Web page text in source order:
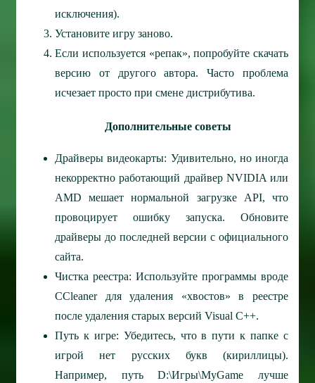
исключения).
Установите игру заново.
Если используется «репак», попробуйте скачать
версию от другого автора. Часто проблема
исчезает просто при смене дистрибутива.
Дополнительные советы
Драйверы видеокарты: Удивительно, но иногда
некорректно работающий драйвер NVIDIA или
AMD мешает нормальной загрузке API, что
провоцирует ошибку запуска. Обновите
драйверы до последней версии с официального
сайта.
Чистка реестра: Используйте программы вроде
CCleaner для удаления «хвостов» в реестре
после удаления старых версий Visual C++.
Путь к игре: Убедитесь, что в пути к папке с
игрой нет русских букв (кириллицы).
Например, путь D:\Игры\MyGame лучше